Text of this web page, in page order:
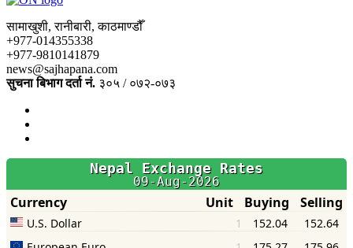
सामाखुशी, रानीबारी, काठमाण्डौँ
+977-014355338
+977-9810141879
news@sajhapana.com
सुचना बिभाग दर्ता नं. ३०५ / ०७२-०७३